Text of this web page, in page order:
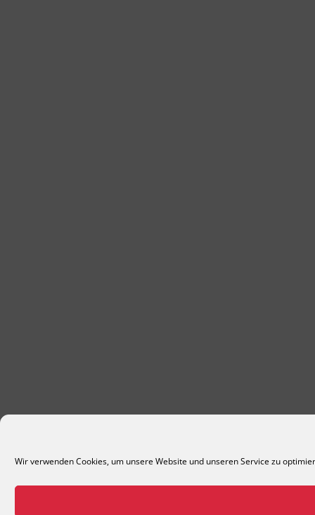
Wir verwenden Cookies, um unsere Website und unseren Service zu